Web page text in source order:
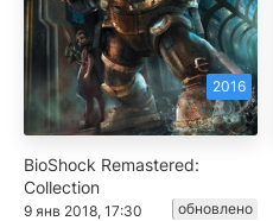
2016
BioShock Remastered:
Collection
9 янв 2018, 17:30 обновлено